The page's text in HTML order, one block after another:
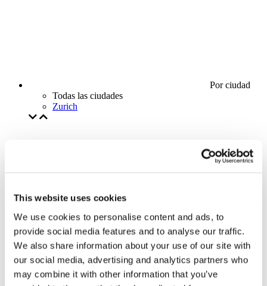
This website uses cookies
We use cookies to personalise content and ads, to
provide social media features and to analyse our traffic.
We also share information about your use of our site with
our social media, advertising and analytics partners who
may combine it with other information that you’ve
Por ciudad
Todas las ciudades
Zurich